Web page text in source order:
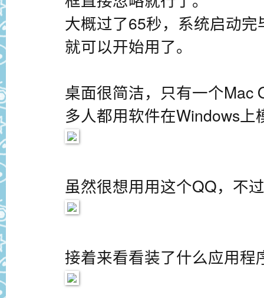
大概过了65秒，系统启动
就可以开始用了。
桌面很简洁，只有一个Mac
多人都用软件在Windows上
虽然很想用用这个QQ，不
接着来看看装了什么应用程